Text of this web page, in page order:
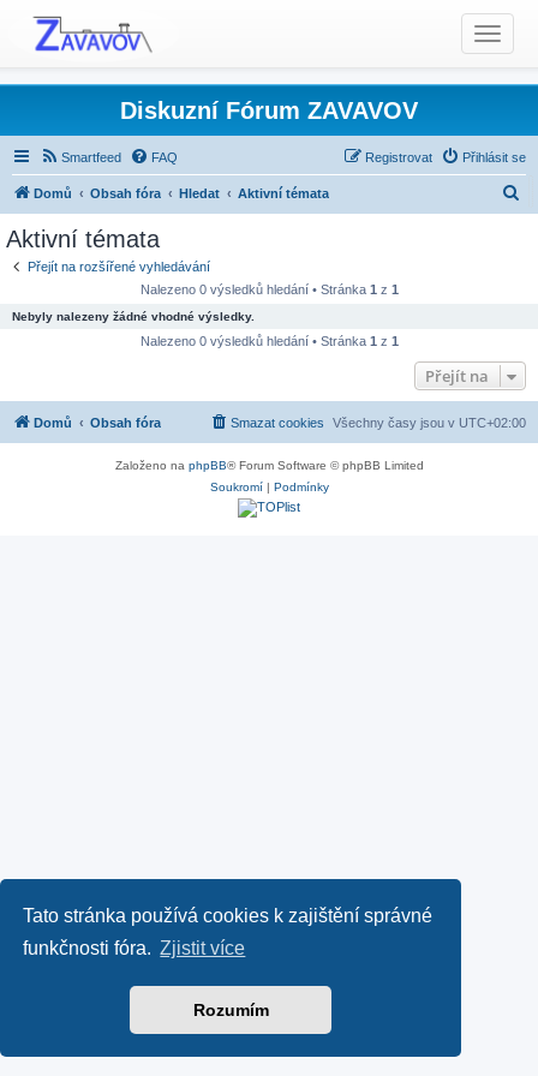
Tato stránka používá cookies k zajištění správné
funkčnosti fóra. Zjistit více
Rozumím
T
o
g
l
e
n
o
n
Diskuzní Fórum ZAVAVOV
Smartfeed FAQ Přihlásit se
Registrovat
Domů Obsah fóra Hledat Aktivní témata
Aktivní témata
Přejít na rozšířené vyhledávání
Nalezeno 0 výsledků hledání • Stránka 1 z 1
Nebyly nalezeny žádné vhodné výsledky.
Nalezeno 0 výsledků hledání • Stránka 1 z 1
Přejít na
Domů Obsah fóra Všechny časy jsou v UTC+02:00
Smazat cookies
Založeno na phpBB® Forum Software © phpBB Limited
Soukromí| Podmínky